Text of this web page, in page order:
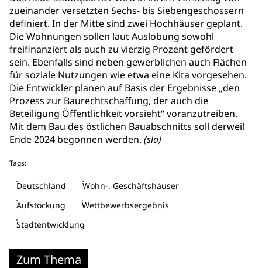
zueinander versetzten Sechs- bis Siebengeschossern
definiert. In der Mitte sind zwei Hochhäuser geplant.
Die Wohnungen sollen laut Auslobung sowohl
freifinanziert als auch zu vierzig Prozent gefördert
sein. Ebenfalls sind neben gewerblichen auch Flächen
für soziale Nutzungen wie etwa eine Kita vorgesehen.
Die Entwickler planen auf Basis der Ergebnisse „den
Prozess zur Baurechtschaffung, der auch die
Beteiligung Öffentlichkeit vorsieht“ voranzutreiben.
Mit dem Bau des östlichen Bauabschnitts soll derweil
Ende 2024 begonnen werden. (sla)
Tags:
Deutschland
Wohn-, Geschäftshäuser
Aufstockung
Wettbewerbsergebnis
Stadtentwicklung
Zum Thema